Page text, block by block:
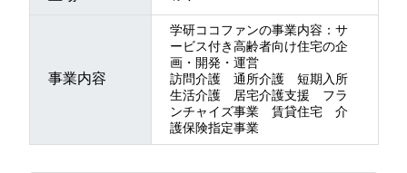
事業内容
学研ココファンの事業内容：サ
ービス付き高齢者向け住宅の企
画・開発・運営
訪問介護 通所介護 短期入所
生活介護 居宅介護支援 フラ
ンチャイズ事業 賃貸住宅 介
護保険指定事業